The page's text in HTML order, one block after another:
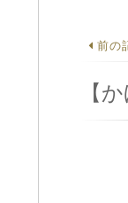
前の
【